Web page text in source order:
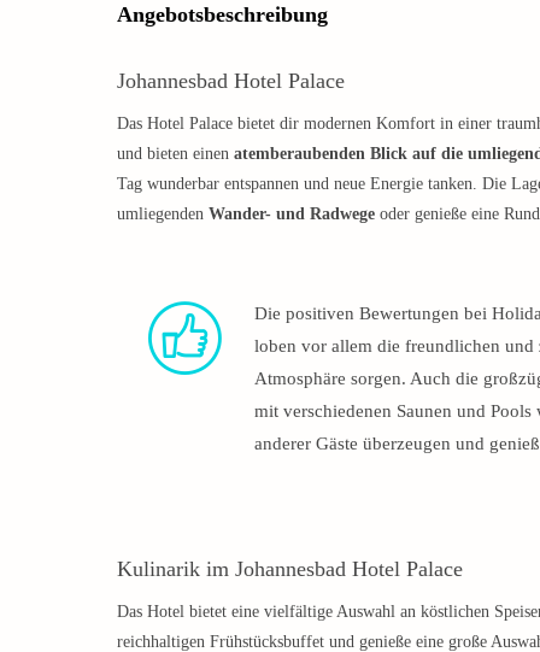
Angebotsbeschreibung
Johannesbad Hotel Palace
Das Hotel Palace bietet dir modernen Komfort in einer
und bieten einen atemberaubenden Blick auf die
Tag wunderbar entspannen und neue Energie tanken. Die
umliegenden Wander- und Radwege oder genieße eine
Die positiven Bewertungen bei
loben vor allem die freundlichen und
Atmosphäre sorgen. Auch die
mit verschiedenen Saunen und
anderer Gäste überzeugen und
Kulinarik im Johannesbad Hotel Palace
Das Hotel bietet eine vielfältige Auswahl an köstlichen
reichhaltigen Frühstücksbuffet und genieße eine große